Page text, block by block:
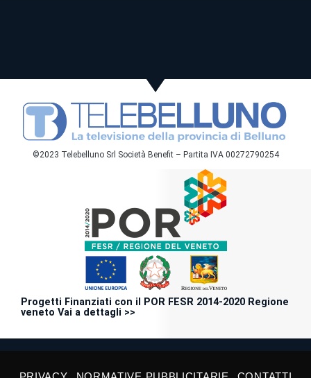
©2023 Telebelluno Srl Società Benefit – Partita IVA 00272790254
Progetti Finanziati con il POR FESR 2014-2020 Regione
veneto Vai a dettagli >>